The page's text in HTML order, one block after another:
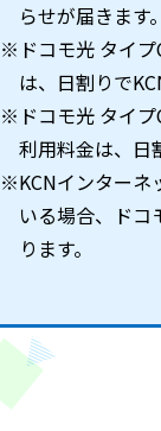
らせが届きます。
※ドコモ光 タイプ
は、日割りで
※ドコモ光 タイプ
利用料金は、日
※KCNインターネ
いる場合、ドコ
ります。